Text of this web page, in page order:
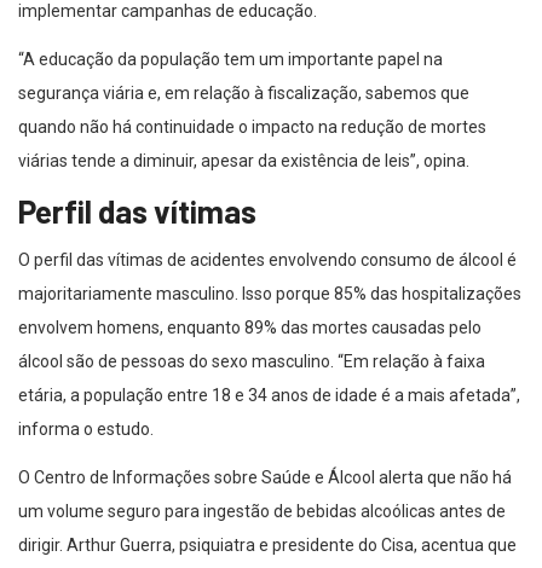
implementar campanhas de educação.
“A educação da população tem um importante papel na
segurança viária e, em relação à fiscalização, sabemos que
quando não há continuidade o impacto na redução de mortes
viárias tende a diminuir, apesar da existência de leis”, opina.
Perfil das vítimas
O perfil das vítimas de acidentes envolvendo consumo de álcool é
majoritariamente masculino. Isso porque 85% das hospitalizações
envolvem homens, enquanto 89% das mortes causadas pelo
álcool são de pessoas do sexo masculino. “Em relação à faixa
etária, a população entre 18 e 34 anos de idade é a mais afetada”,
informa o estudo.
O Centro de Informações sobre Saúde e Álcool alerta que não há
um volume seguro para ingestão de bebidas alcoólicas antes de
dirigir. Arthur Guerra, psiquiatra e presidente do Cisa, acentua que